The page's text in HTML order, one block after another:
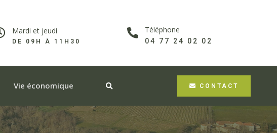
Mardi et jeudi
DE 09H À 11H30
Téléphone
04 77 24 02 02
Vie économique CONTACT